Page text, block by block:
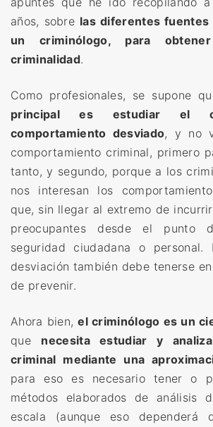
años, sobre las diferentes fuentes
un criminólogo, para
criminalidad.
Como profesionales, se supone
principal es estudiar el
comportamiento desviado, y no
comportamiento criminal, primero
tanto, y segundo, porque a los
nos interesan los
que, sin llegar al extremo de
preocupantes desde el
seguridad ciudadana o
desviación también debe tenerse
de prevenir.
Ahora bien,el criminólogo es un
que necesita estudiar y
criminal mediante una
para eso es necesario tener o
métodos elaborados de análisis
escala (aunque eso dependerá